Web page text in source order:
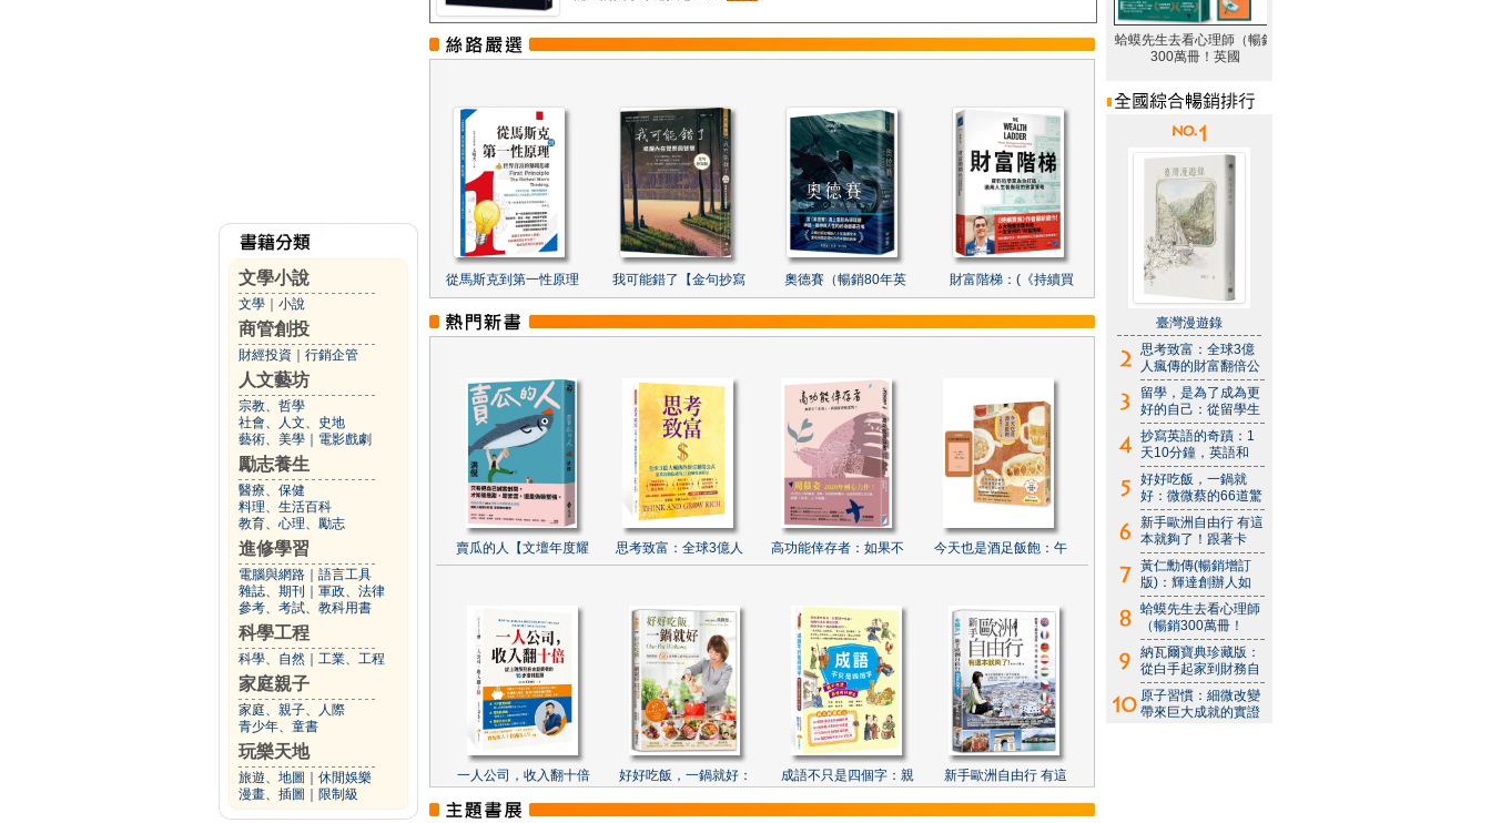
文學小說
文學 小說
商管創投
財經投資 行銷企管
人文藝坊
宗教、哲學
社會、人文、史地
藝術、美學
電影戲劇
勵志養生
醫療、保健
料理、生活百科
教育、心理、勵志
進修學習
電腦與網路
語言工具
雜誌、期刊
軍政、法律
參考、考試、教科用書
科學工程
科學、自然 工業、工程
家庭親子
家庭、親子、人際
青少年、童書
玩樂天地
旅遊、地圖
休閒娛樂
漫畫、插圖
限制級
從馬斯克到第一性原理 我可能錯了【金句抄寫 奧德賽（暢銷80年英 財富階梯：(《持續買
賣瓜的人【文壇年度耀 思考致富：全球3億人 高功能倖存者：如果不 今天也是酒足飯飽：午
一人公司，收入翻十倍 好好吃飯，一鍋就好： 成語不只是四個字：親 新手歐洲自由行 有這
臺灣漫遊錄
思考致富：全球3億
人瘋傳的財富翻倍公
留學，是為了成為更
好的自己：從留學生
抄寫英語的奇蹟：1
天10分鐘，英語和
好好吃飯，一鍋就
好：微微蔡的66道驚
新手歐洲自由行 有這
本就夠了！跟著卡
黃仁勳傳(暢銷增訂
版)：輝達創辦人如
蛤蟆先生去看心理師
（暢銷300萬冊！
納瓦爾寶典珍藏版：
從白手起家到財務自
原子習慣：細微改變
帶來巨大成就的實證